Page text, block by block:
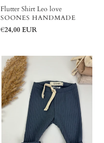
Flutter Shirt Leo love
VERKÄUFER
SOONES HANDMADE
Normaler
€24,00 EUR
Wide
Rib
Leggings
faded
Jeans